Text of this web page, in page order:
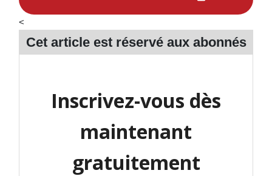
<
Cet article est réservé aux abonnés
Inscrivez-vous dès
maintenant
gratuitement